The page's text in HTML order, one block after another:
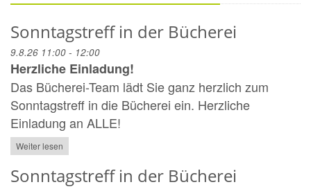
Sonntagstreff in der Bücherei
9.8.26 11:00 - 12:00
Herzliche Einladung!
Das Bücherei-Team lädt Sie ganz herzlich zum
Sonntagstreff in die Bücherei ein. Herzliche
Einladung an ALLE!
Weiter lesen
Sonntagstreff in der Bücherei